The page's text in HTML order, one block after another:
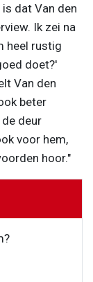
dat Van den
Ik zei na
heel rustig
doet?'
Van den
beter
deur
voor hem,
hoor."